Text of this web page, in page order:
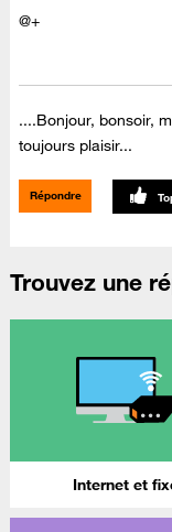
@+
....Bonjour, bonsoir,
toujours plaisir...
Répondre
Trouvez une
Internet et